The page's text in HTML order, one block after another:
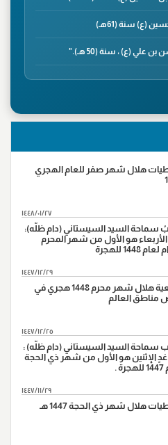
(ع) سنة (61هـ)
علي (ع) ، سنة (50 هـ)."
الفارسي ، سنة(35هـ)"
بيت النبي (ص) أرض كربلاء ، سنة
(11هـ)"
هلال شهر صفر للعام الهجري
١٤٤٨/٠١/٢٧
سماحة السيد السيستاني (دام ظلّه):
هو الأول من شهر المحرم
1448 للهجرة
١٤٤٧/١٢/٢٩
وضعية هلال شهر محرم 1448 هجري في
مناطق العالم
١٤٤٧/١٢/٢٥
سماحة السيد السيستاني (دام ظلّه) :
غدٍ الإثنين هو الأول من شهر ذي الحجة
.
١٤٤٧/١١/٢٩
هلال شهر ذي الحجة 1447 هـ